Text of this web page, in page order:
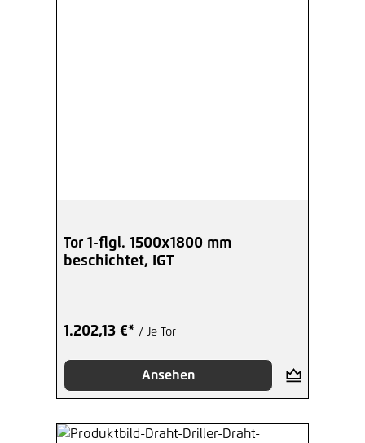
Tor 1-flgl. 1500x1800 mm
beschichtet, IGT
1.202,13 €* / Je Tor
Ansehen